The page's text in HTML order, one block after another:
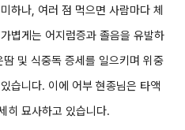
하나, 여러 점 먹으면 사람마다 체
볍게는 어지럼증과 졸음을 유발하
및 식중독 증세를 일으키며 위중
습니다. 이에 어부 현종님은 타액
히 묘사하고 있습니다.